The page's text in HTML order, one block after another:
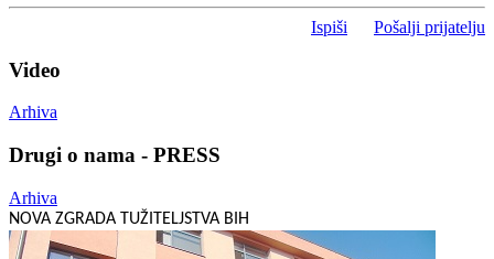
Ispiši Pošalji prijatelju
Video
Arhiva
Drugi o nama - PRESS
Arhiva
NOVA ZGRADA TUŽITELJSTVA BIH